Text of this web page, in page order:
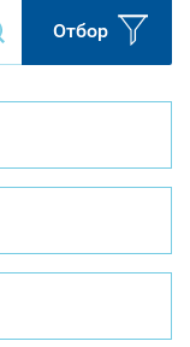
Отбор